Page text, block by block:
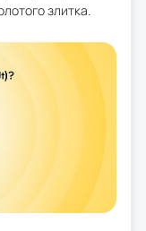
злитка.